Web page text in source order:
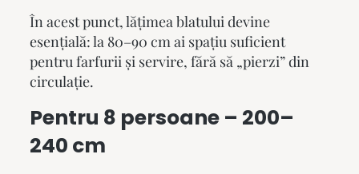
În acest punct, lățimea blatului devine
esențială: la 80–90 cm ai spațiu suficient
pentru farfurii și servire, fără să „pierzi” din
circulație.
Pentru 8 persoane – 200–
240 cm